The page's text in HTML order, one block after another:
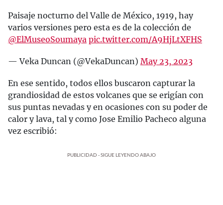
Paisaje nocturno del Valle de México, 1919, hay
varios versiones pero esta es de la colección de
@ElMuseoSoumaya pic.twitter.com/A9HjLtXFHS
— Veka Duncan (@VekaDuncan) May 23, 2023
En ese sentido, todos ellos buscaron capturar la
grandiosidad de estos volcanes que se erigían con
sus puntas nevadas y en ocasiones con su poder de
calor y lava, tal y como Jose Emilio Pacheco alguna
vez escribió:
PUBLICIDAD - SIGUE LEYENDO ABAJO